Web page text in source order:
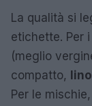
La qualità si
etichette. Per
(meglio
compatto,
lino
Per le